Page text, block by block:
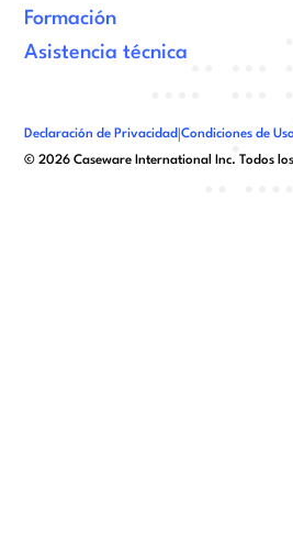
Formación
Asistencia técnica
©2026 Caseware International Inc. Todos
Declaración de Privacidad |Condiciones de